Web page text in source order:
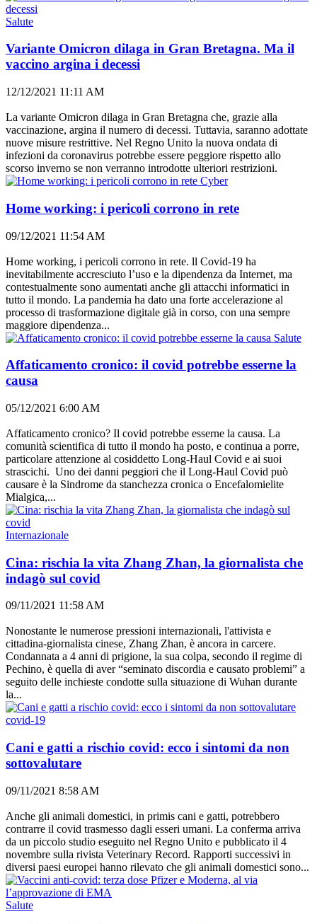
Salute
Variante Omicron dilaga in Gran Bretagna. Ma il
vaccino argina i decessi
12/12/2021 11:11 AM
La variante Omicron dilaga in Gran Bretagna che, grazie alla
vaccinazione, argina il numero di decessi. Tuttavia, saranno adottate
nuove misure restrittive. Nel Regno Unito la nuova ondata di
infezioni da coronavirus potrebbe essere peggiore rispetto allo
scorso inverno se non verranno introdotte ulteriori restrizioni.
Cyber
Home working: i pericoli corrono in rete
09/12/2021 11:54 AM
Home working, i pericoli corrono in rete. ll Covid-19 ha
inevitabilmente accresciuto l’uso e la dipendenza da Internet, ma
contestualmente sono aumentati anche gli attacchi informatici in
tutto il mondo. La pandemia ha dato una forte accelerazione al
processo di trasformazione digitale già in corso, con una sempre
maggiore dipendenza...
Salute
Affaticamento cronico: il covid potrebbe esserne la
causa
05/12/2021 6:00 AM
Affaticamento cronico? Il covid potrebbe esserne la causa. La
comunità scientifica di tutto il mondo ha posto, e continua a porre,
particolare attenzione al cosiddetto Long-Haul Covid e ai suoi
strascichi. Uno dei danni peggiori che il Long-Haul Covid può
causare è la Sindrome da stanchezza cronica o Encefalomielite
Mialgica,...
Internazionale
Cina: rischia la vita Zhang Zhan, la giornalista che
indagò sul covid
09/11/2021 11:58 AM
Nonostante le numerose pressioni internazionali, l'attivista e
cittadina-giornalista cinese, Zhang Zhan, è ancora in carcere.
Condannata a 4 anni di prigione, la sua colpa, secondo il regime di
Pechino, è quella di aver “seminato discordia e causato problemi” a
seguito delle inchieste condotte sulla situazione di Wuhan durante
la...
covid-19
Cani e gatti a rischio covid: ecco i sintomi da non
sottovalutare
09/11/2021 8:58 AM
Anche gli animali domestici, in primis cani e gatti, potrebbero
contrarre il covid trasmesso dagli esseri umani. La conferma arriva
da un piccolo studio eseguito nel Regno Unito e pubblicato il 4
novembre sulla rivista Veterinary Record. Rapporti successivi in ​​
diversi paesi europei hanno rilevato che gli animali domestici sono...
Salute